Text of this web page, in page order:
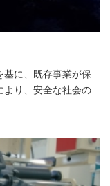
基に、既存事業が保
より、安全な社会の